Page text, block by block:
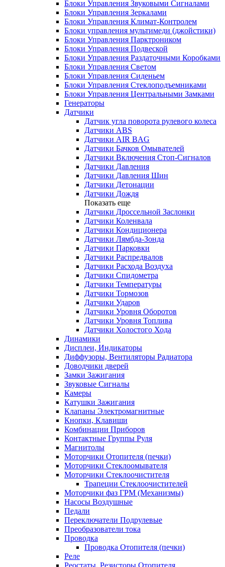
Блоки Управления Звуковыми Сигналами
Блоки Управления Зеркалами
Блоки Управления Климат-Контролем
Блоки управления мультимеди (джойстики)
Блоки Управления Парктроником
Блоки Управления Подвеской
Блоки Управления Раздаточными Коробками
Блоки Управления Светом
Блоки Управления Сиденьем
Блоки Управления Стеклоподъемниками
Блоки Управления Центральными Замками
Генераторы
Датчики
Датчик угла поворота рулевого колеса
Датчики ABS
Датчики AIR BAG
Датчики Бачков Омывателей
Датчики Включения Стоп-Сигналов
Датчики Давления
Датчики Давления Шин
Датчики Детонации
Датчики Дождя
Показать еще
Датчики Дроссельной Заслонки
Датчики Коленвала
Датчики Кондиционера
Датчики Лямбда-Зонда
Датчики Парковки
Датчики Распредвалов
Датчики Расхода Воздуха
Датчики Спидометра
Датчики Температуры
Датчики Тормозов
Датчики Ударов
Датчики Уровня Оборотов
Датчики Уровня Топлива
Датчики Холостого Хода
Динамики
Дисплеи, Индикаторы
Диффузоры, Вентиляторы Радиатора
Доводчики дверей
Замки Зажигания
Звуковые Сигналы
Камеры
Катушки Зажигания
Клапаны Электромагнитные
Кнопки, Клавиши
Комбинации Приборов
Контактные Группы Руля
Магнитолы
Моторчики Отопителя (печки)
Моторчики Стеклоомывателя
Моторчики Стеклоочистителя
Трапеции Стеклоочистителей
Моторчики фаз ГРМ (Механизмы)
Насосы Воздушные
Педали
Переключатели Подрулевые
Преобразователи тока
Проводка
Проводка Отопителя (печки)
Реле
Реостаты, Резисторы Отопителя